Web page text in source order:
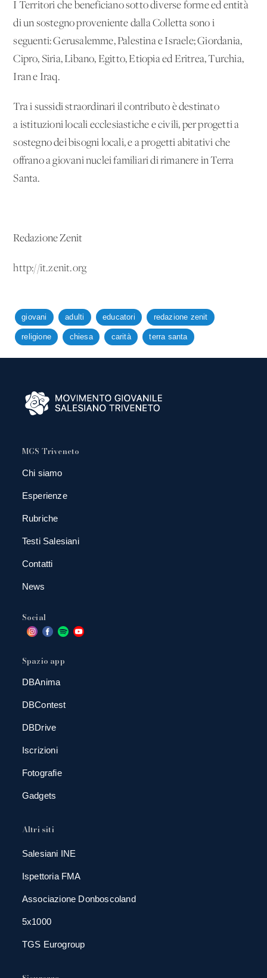
I Territori che beneficiano sotto diverse forme ed entità
di un sostegno proveniente dalla Colletta sono i
seguenti: Gerusalemme, Palestina e Israele; Giordania,
Cipro, Siria, Libano, Egitto, Etiopia ed Eritrea, Turchia,
Iran e Iraq.
Tra i sussidi straordinari il contributo è destinato
a istituzioni locali ecclesiastiche e civili, per progetti a
sostegno dei bisogni locali, e a progetti abitativi che
offrano a giovani nuclei familiari di rimanere in Terra
Santa.
Redazione Zenit
http://it.zenit.org
giovani adulti educatori redazione zenit
religione chiesa carità terra santa
MGS Triveneto
Chi siamo
Esperienze
Rubriche
Testi Salesiani
Contatti
News
Social
Spazio app
DBAnima
DBContest
DBDrive
Iscrizioni
Fotografie
Gadgets
Altri siti
Salesiani INE
Ispettoria FMA
Associazione Donboscoland
5x1000
TGS Eurogroup